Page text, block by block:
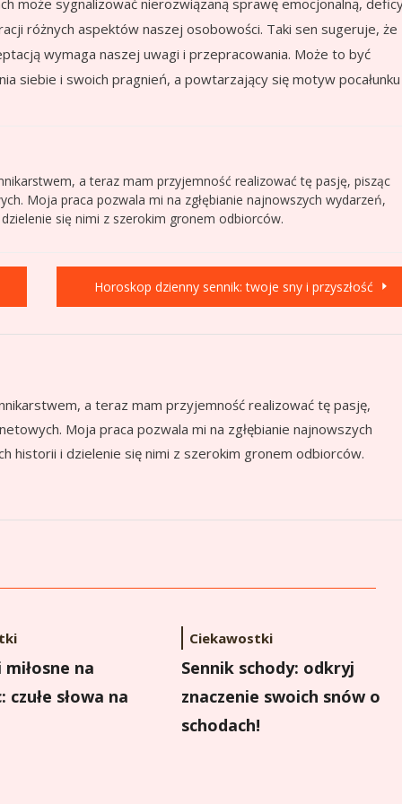
może sygnalizować nierozwiązaną sprawę emocjonalną,
różnych aspektów naszej osobowości. Taki sen sugeruje, że
wymaga naszej uwagi i przepracowania. Może to być
siebie i swoich pragnień, a powtarzający się motyw pocałunku
a teraz mam przyjemność realizować tę pasję, pisząc
Moja praca pozwala mi na zgłębianie najnowszych wydarzeń,
się nimi z szerokim gronem odbiorców.
Horoskop dzienny sennik: twoje sny i przyszłość
a teraz mam przyjemność realizować tę pasję,
Moja praca pozwala mi na zgłębianie najnowszych
historii i dzielenie się nimi z szerokim gronem odbiorców.
na
czułe słowa na
Ciekawostki
Sennik schody: odkryj
znaczenie swoich snów o
schodach!